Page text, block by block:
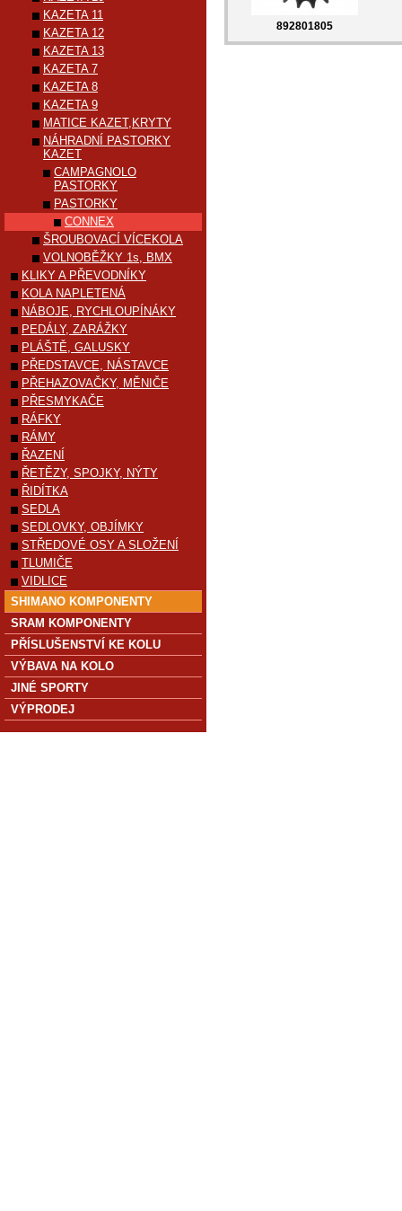
892801805
KAZETA 11
KAZETA 12
KAZETA 13
KAZETA 7
KAZETA 8
KAZETA 9
MATICE KAZET,KRYTY
NÁHRADNÍ PASTORKY
KAZET
CAMPAGNOLO
PASTORKY
PASTORKY
CONNEX
ŠROUBOVACÍ VÍCEKOLA
VOLNOBĚŽKY 1s, BMX
KLIKY A PŘEVODNÍKY
KOLA NAPLETENÁ
NÁBOJE, RYCHLOUPÍNÁKY
PEDÁLY, ZARÁŽKY
PLÁŠTĚ, GALUSKY
PŘEDSTAVCE, NÁSTAVCE
PŘEHAZOVAČKY, MĚNIČE
PŘESMYKAČE
RÁFKY
RÁMY
ŘAZENÍ
ŘETĚZY, SPOJKY, NÝTY
ŘIDÍTKA
SEDLA
SEDLOVKY, OBJÍMKY
STŘEDOVÉ OSY A SLOŽENÍ
TLUMIČE
VIDLICE
SHIMANO KOMPONENTY
SRAM KOMPONENTY
PŘÍSLUŠENSTVÍ KE KOLU
VÝBAVA NA KOLO
JINÉ SPORTY
VÝPRODEJ